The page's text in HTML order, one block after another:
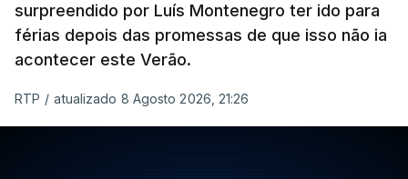
surpreendido por Luís Montenegro ter ido para
férias depois das promessas de que isso não ia
acontecer este Verão.
RTP / atualizado 8 Agosto 2026, 21:26